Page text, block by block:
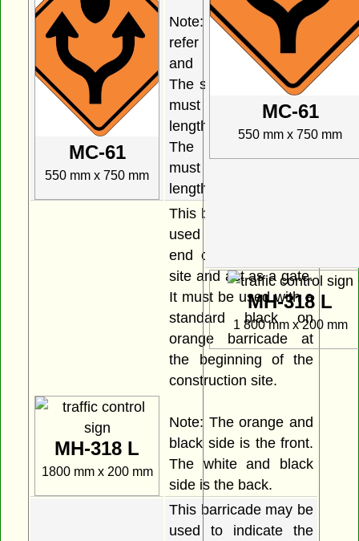
MC-61
550 mm x 750 mm
Note: Dimensions
refer to overall width
and overall height.
The short vertical side
must be a minimum
length of 270 mm.
The diagonal sides
must be a minimum
length of 400 mm.
MH-318 L
1800 mm x 200 mm
This barricade may be
used to indicate the
end of a construction
site and act as a gate.
It must be used with a
standard black on
orange barricade at
the beginning of the
construction site.
Note: The orange and
black side is the front.
The white and black
side is the back.
This barricade may be
used to indicate the
MC-61
550 mm x 750 mm
MH-318 L
1 800 mm x 200 mm